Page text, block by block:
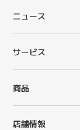
ニュース
サービス
商品
店舗情報